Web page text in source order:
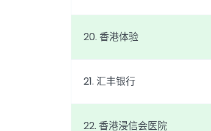
20. 香港体验
21. 汇丰银行
22. 香港浸信会医院